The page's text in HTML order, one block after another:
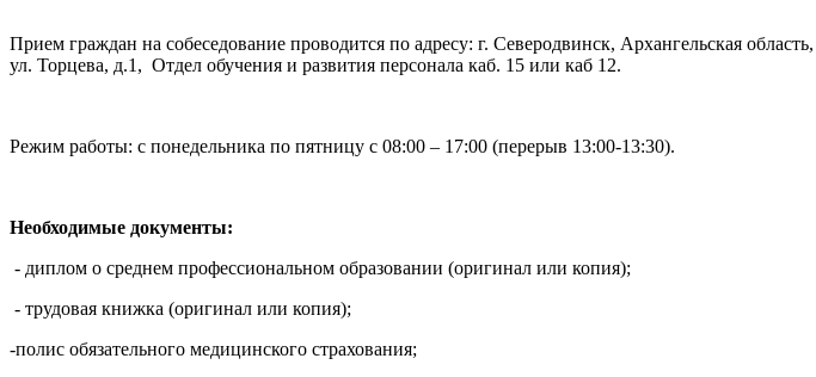
Прием граждан на собеседование проводится по адресу: г. Северодвинск, Архангельская область,
ул. Торцева, д.1, Отдел обучения и развития персонала каб. 15 или каб 12.
Режим работы: с понедельника по пятницу с 08:00 – 17:00 (перерыв 13:00-13:30).
Необходимые документы:
- диплом о среднем профессиональном образовании (оригинал или копия);
- трудовая книжка (оригинал или копия);
-полис обязательного медицинского страхования;